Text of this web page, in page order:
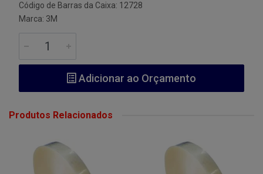
Código de Barras da Caixa: 12728
Marca: 3M
Adicionar ao Orçamento
Produtos Relacionados